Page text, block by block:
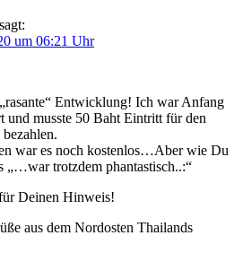
sagt:
um 06:21 Uhr
Entwicklung! Ich war Anfang
und musste 50 Baht Eintritt für den
war es noch kostenlos…Aber wie Du
„…war trotzdem phantastisch..:“
Deinen Hinweis!
aus dem Nordosten Thailands